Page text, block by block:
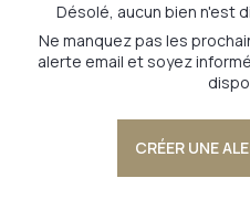
Désolé, aucun bien n'est
Ne manquez pas les
alerte email et soyez
CRÉER UNE